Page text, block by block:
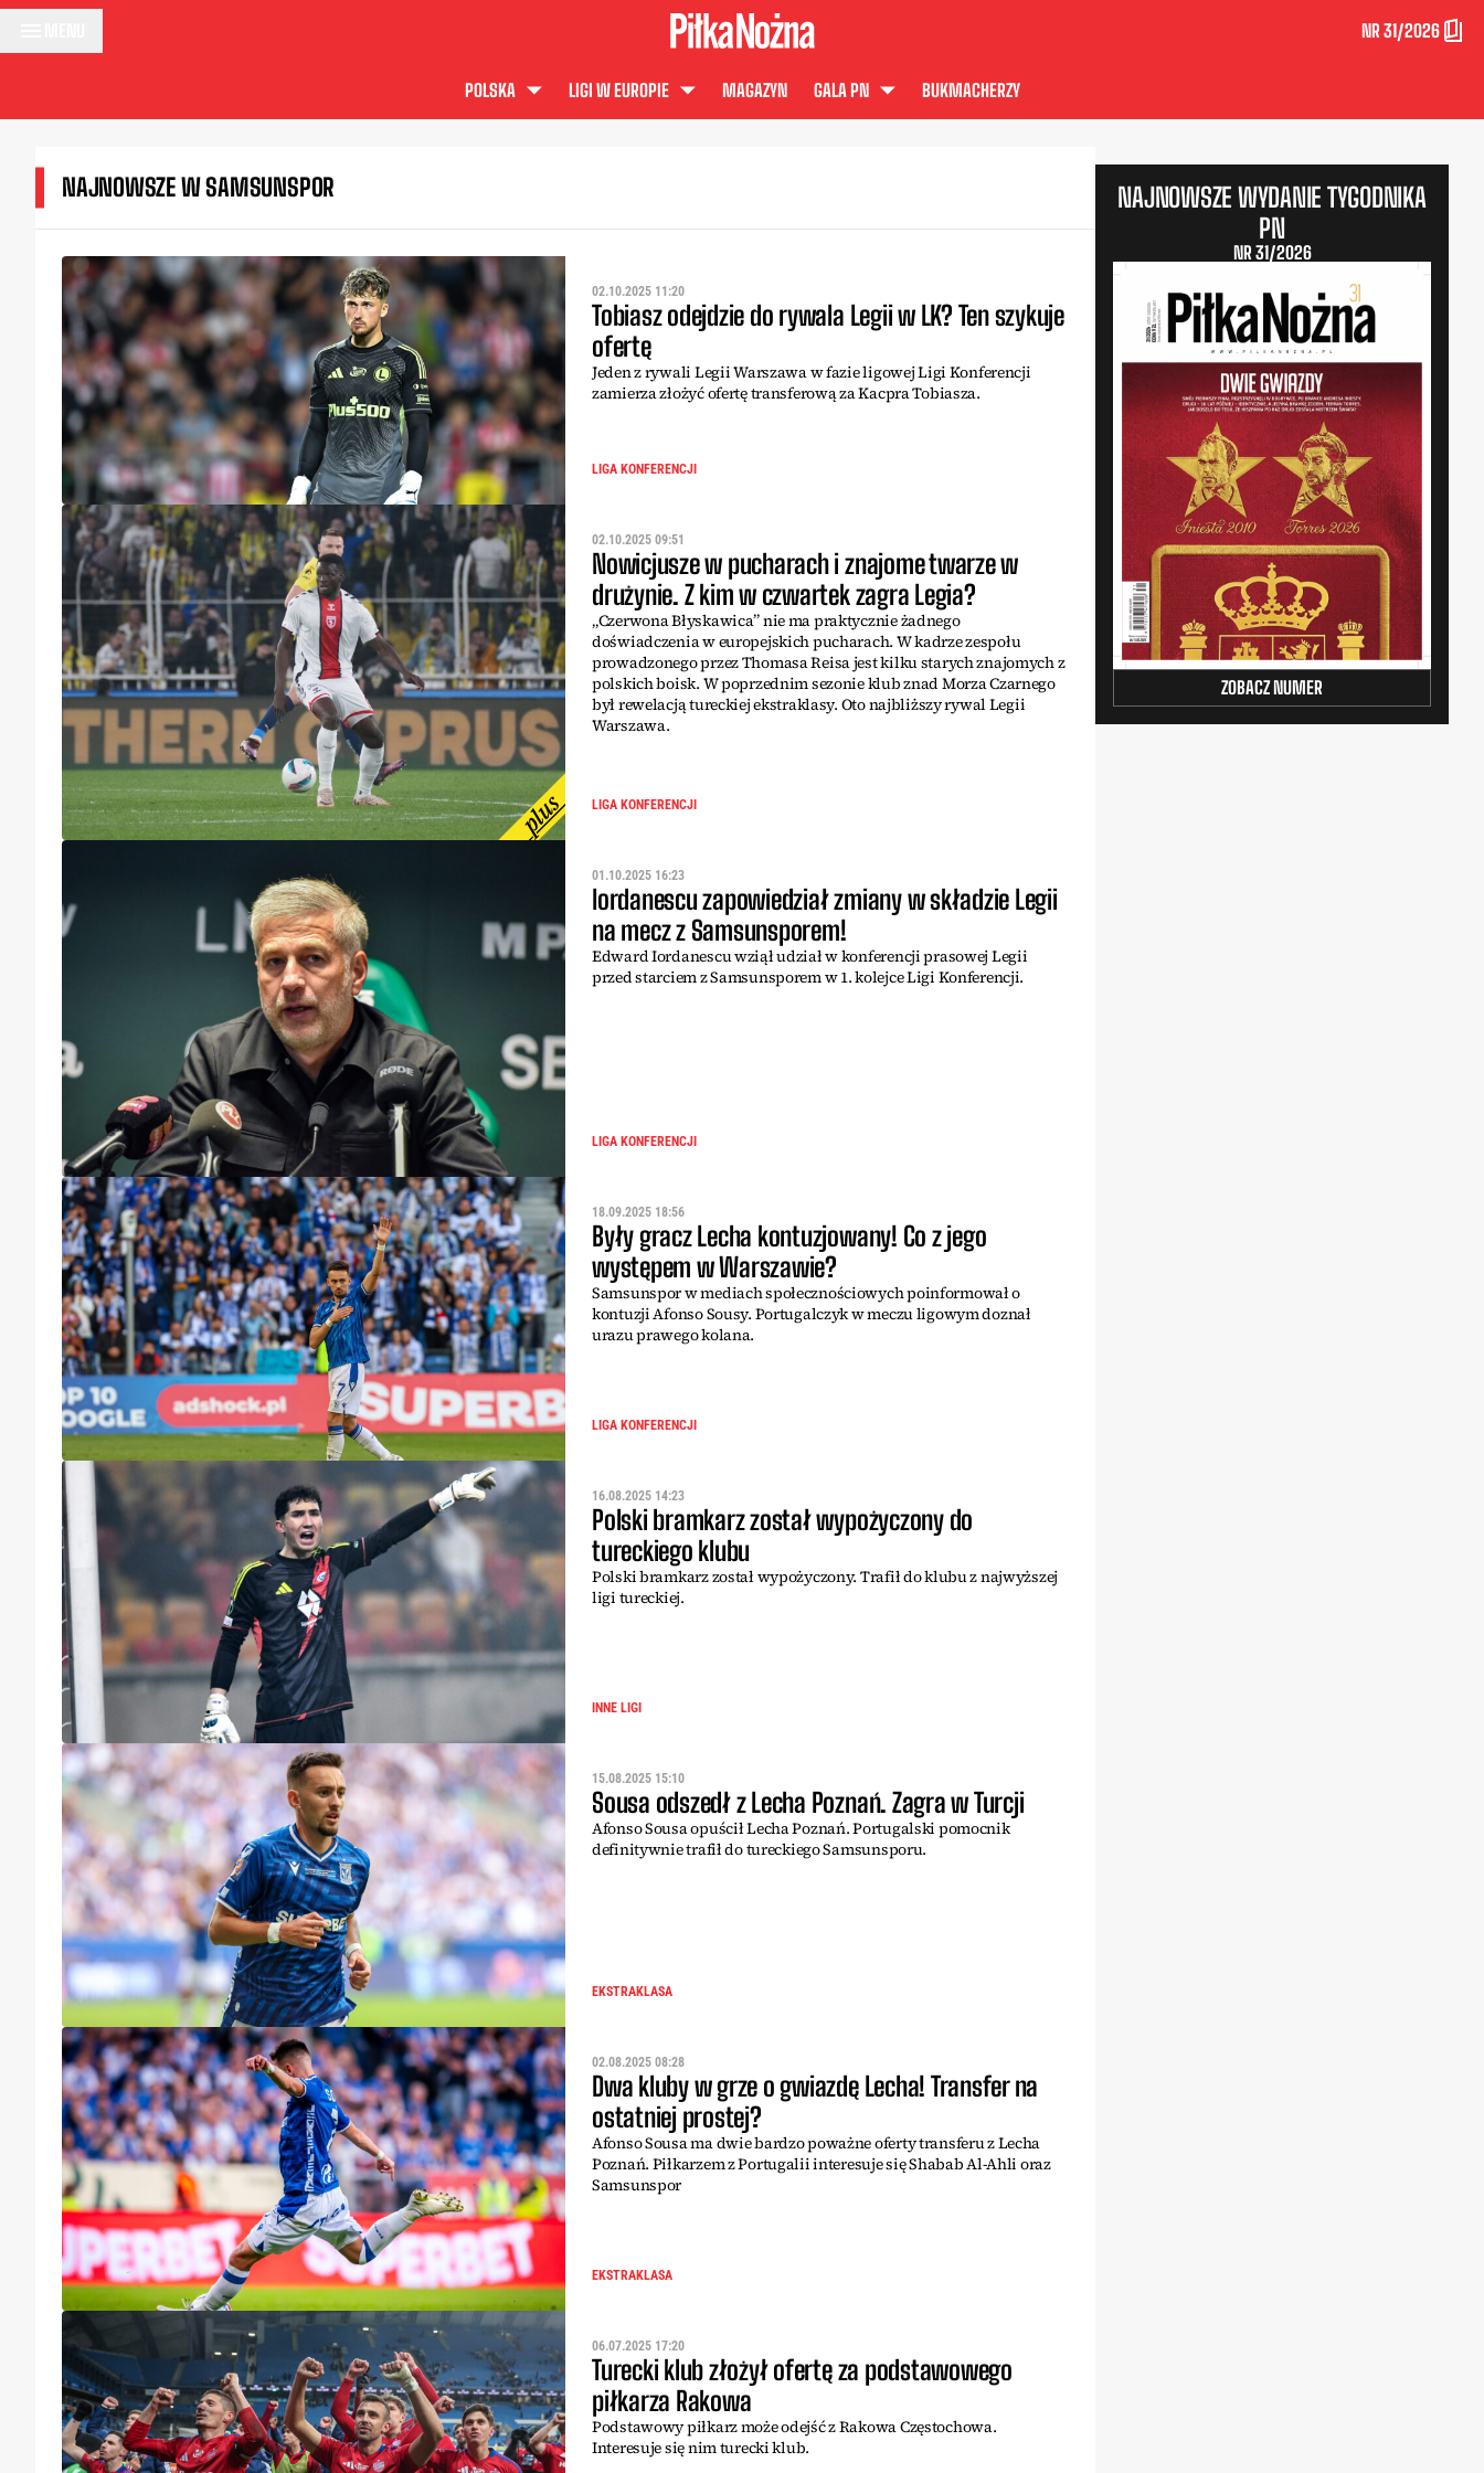
Przejdź do treści
NR 31/2026
POLSKA LIGI W EUROPIE MAGAZYN GALA PN BUKMACHERZY
NAJNOWSZE W SAMSUNSPOR
02.10.2025 11:20
Tobiasz odejdzie do rywala Legii w LK? Ten szykuje
ofertę
Jeden z rywali Legii Warszawa w fazie ligowej Ligi Konferencji
zamierza złożyć ofertę transferową za Kacpra Tobiasza.
LIGA KONFERENCJI
02.10.2025 09:51
Nowicjusze w pucharach i znajome twarze w
drużynie. Z kim w czwartek zagra Legia?
„Czerwona Błyskawica” nie ma praktycznie żadnego
doświadczenia w europejskich pucharach. W kadrze zespołu
prowadzonego przez Thomasa Reisa jest kilku starych znajomych z
polskich boisk. W poprzednim sezonie klub znad Morza Czarnego
był rewelacją tureckiej ekstraklasy. Oto najbliższy rywal Legii
Warszawa.
LIGA KONFERENCJI
01.10.2025 16:23
Iordanescu zapowiedział zmiany w składzie Legii
na mecz z Samsunsporem!
Edward Iordanescu wziął udział w konferencji prasowej Legii
przed starciem z Samsunsporem w 1. kolejce Ligi Konferencji.
LIGA KONFERENCJI
18.09.2025 18:56
Były gracz Lecha kontuzjowany! Co z jego
występem w Warszawie?
Samsunspor w mediach społecznościowych poinformował o
kontuzji Afonso Sousy. Portugalczyk w meczu ligowym doznał
urazu prawego kolana.
LIGA KONFERENCJI
16.08.2025 14:23
Polski bramkarz został wypożyczony do
tureckiego klubu
Polski bramkarz został wypożyczony. Trafił do klubu z najwyższej
ligi tureckiej.
INNE LIGI
15.08.2025 15:10
Sousa odszedł z Lecha Poznań. Zagra w Turcji
Afonso Sousa opuścił Lecha Poznań. Portugalski pomocnik
definitywnie trafił do tureckiego Samsunsporu.
EKSTRAKLASA
02.08.2025 08:28
Dwa kluby w grze o gwiazdę Lecha! Transfer na
ostatniej prostej?
Afonso Sousa ma dwie bardzo poważne oferty transferu z Lecha
Poznań. Piłkarzem z Portugalii interesuje się Shabab Al-Ahli oraz
Samsunspor
EKSTRAKLASA
06.07.2025 17:20
Turecki klub złożył ofertę za podstawowego
piłkarza Rakowa
Podstawowy piłkarz może odejść z Rakowa Częstochowa.
Interesuje się nim turecki klub.
NAJNOWSZE WYDANIE TYGODNIKA
PN
NR 31/2026
ZOBACZ NUMER